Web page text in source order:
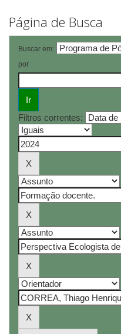
Página de Busca
Buscar em:
por
Filtros correntes: